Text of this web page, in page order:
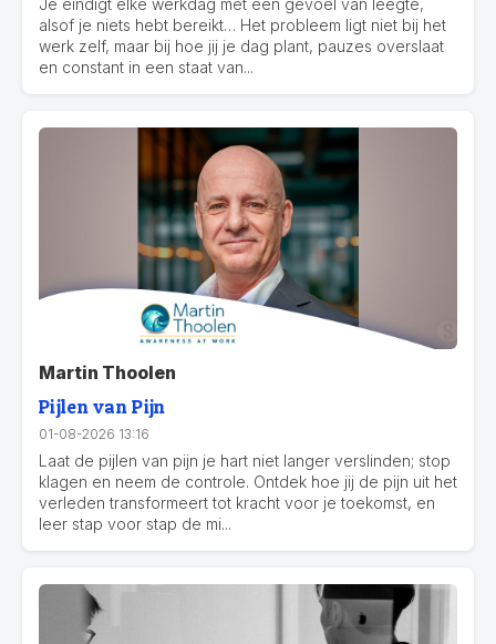
alsof je niets hebt bereikt… Het probleem ligt niet bij het
werk zelf, maar bij hoe jij je dag plant, pauzes overslaat
en constant in een staat van...
Martin Thoolen
Pijlen van Pijn
01-08-2026 13:16
Laat de pijlen van pijn je hart niet langer verslinden; stop
klagen en neem de controle. Ontdek hoe jij de pijn uit het
verleden transformeert tot kracht voor je toekomst, en
leer stap voor stap de mi...